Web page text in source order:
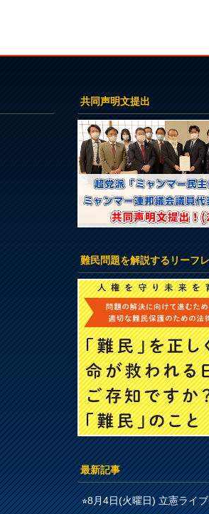
共同声明文提出
難民問題を解説するリーフ
最新記事
⭐︎8月4日(火曜日) 立憲ライ